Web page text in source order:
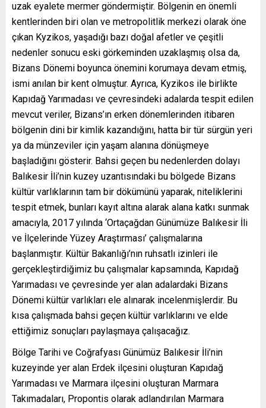
uzak eyalete mermer göndermiştir. Bölgenin en önemli
kentlerinden biri olan ve metropolitlik merkezi olarak öne
çıkan Kyzikos, yaşadığı bazı doğal afetler ve çeşitli
nedenler sonucu eski görkeminden uzaklaşmış olsa da,
Bizans Dönemi boyunca önemini korumaya devam etmiş,
ismi anılan bir kent olmuştur. Ayrıca, Kyzikos ile birlikte
Kapıdağ Yarımadası ve çevresindeki adalarda tespit edilen
mevcut veriler, Bizans’ın erken dönemlerinden itibaren
bölgenin dini bir kimlik kazandığını, hatta bir tür sürgün yeri
ya da münzeviler için yaşam alanına dönüşmeye
başladığını gösterir. Bahsi geçen bu nedenlerden dolayı
Balıkesir İli’nin kuzey uzantısındaki bu bölgede Bizans
kültür varlıklarının tam bir dökümünü yaparak, niteliklerini
tespit etmek, bunları kayıt altına alarak alana katkı sunmak
amacıyla, 2017 yılında ‘Ortaçağdan Günümüze Balıkesir İli
ve İlçelerinde Yüzey Araştırması’ çalışmalarına
başlanmıştır. Kültür Bakanlığı’nın ruhsatlı izinleri ile
gerçekleştirdiğimiz bu çalışmalar kapsamında, Kapıdağ
Yarımadası ve çevresinde yer alan adalardaki Bizans
Dönemi kültür varlıkları ele alınarak incelenmişlerdir. Bu
kısa çalışmada bahsi geçen kültür varlıklarını ve elde
ettiğimiz sonuçları paylaşmaya çalışacağız.
Bölge Tarihi ve Coğrafyası Günümüz Balıkesir İli’nin
kuzeyinde yer alan Erdek ilçesini oluşturan Kapıdağ
Yarımadası ve Marmara ilçesini oluşturan Marmara
Takımadaları, Propontis olarak adlandırılan Marmara